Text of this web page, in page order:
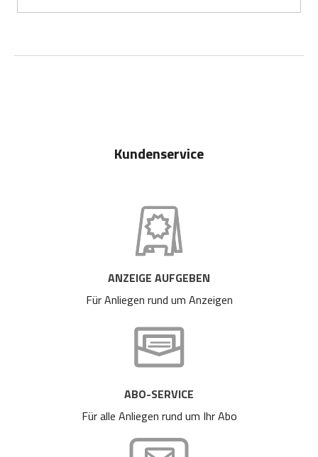
Kundenservice
ANZEIGE AUFGEBEN
Für Anliegen rund um Anzeigen
ABO-SERVICE
Für alle Anliegen rund um Ihr Abo